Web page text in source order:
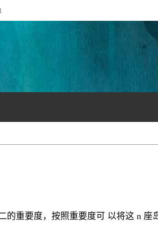
的重要度，按照重要度可 以将这 n 座